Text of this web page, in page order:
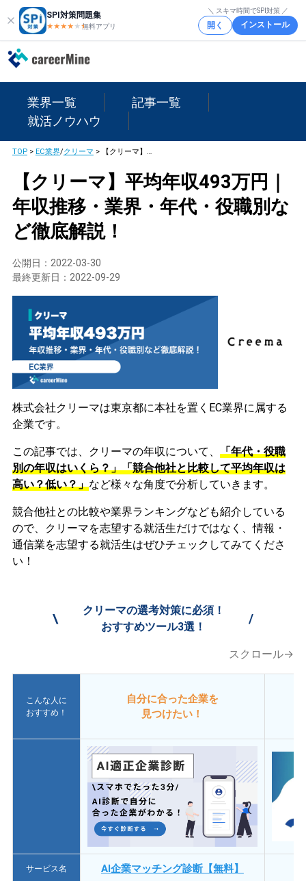
SPI対策問題集
★★★★ ★★
無料アプリ
＼ スキマ時間でSPI対策 ／
開く インストール
業界一覧
記事一覧
就活ノウハウ
TOP> EC業界/クリーマ > 【クリーマ】平均年収493万円｜年収推移・業界・年代・役職別など徹底解説！
【クリーマ】平均年収493万円｜
年収推移・業界・年代・役職別な
ど徹底解説！
公開日： 2022-03-30
最終更新日： 2022-09-29
株式会社クリーマは東京都に本社を置くEC業界に属する
企業です。
この記事では、クリーマの年収について、 「年代・役職
別の年収はいくら？」「競合他社と比較して平均年収は
高い？低い？」など様々な角度で分析していきます。
競合他社との比較や業界ランキングなども紹介している
ので、クリーマを志望する就活生だけではなく、情報・
通信業を志望する就活生はぜひチェックしてみてくださ
い！
\
クリーマの選考対策に必須！
おすすめツール3選！
/
スクロール→
こんな人に
おすすめ！
自分に合った企業を
見つけたい！
サービス名 AI企業マッチング診断【無料】